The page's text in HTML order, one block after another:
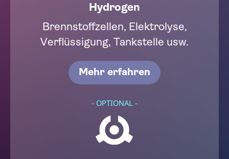
Hydrogen
Brennstoffzellen, Elektrolyse,
Verflüssigung, Tankstelle usw.
Mehr erfahren
- OPTIONAL -